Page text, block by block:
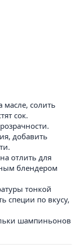
масле, солить
сок.
добавить
отлить для
блендером
тонкой
специи по вкусу,
шампиньонов